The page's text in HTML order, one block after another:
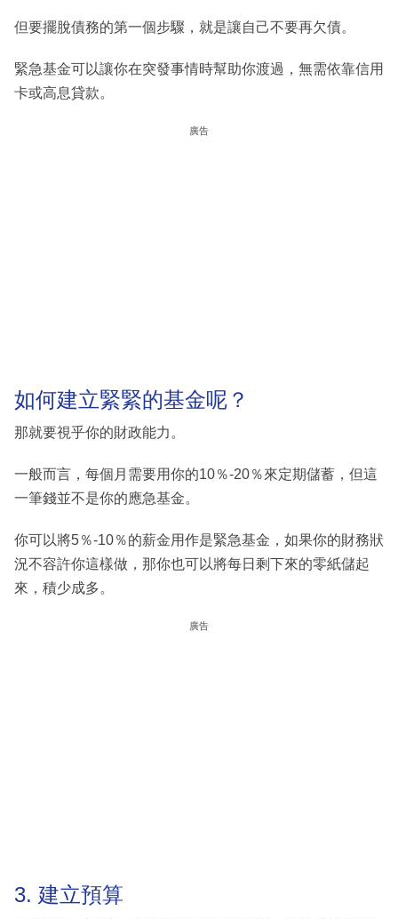
但要擺脫債務的第一個步驟，就是讓自己不要再欠債。
緊急基金可以讓你在突發事情時幫助你渡過，無需依靠信用
卡或高息貸款。
廣告
如何建立緊緊的基金呢？
那就要視乎你的財政能力。
一般而言，每個月需要用你的10％-20％來定期儲蓄，但這
一筆錢並不是你的應急基金。
你可以將5％-10％的薪金用作是緊急基金，如果你的財務狀
況不容許你這樣做，那你也可以將每日剩下來的零紙儲起
來，積少成多。
廣告
3. 建立預算